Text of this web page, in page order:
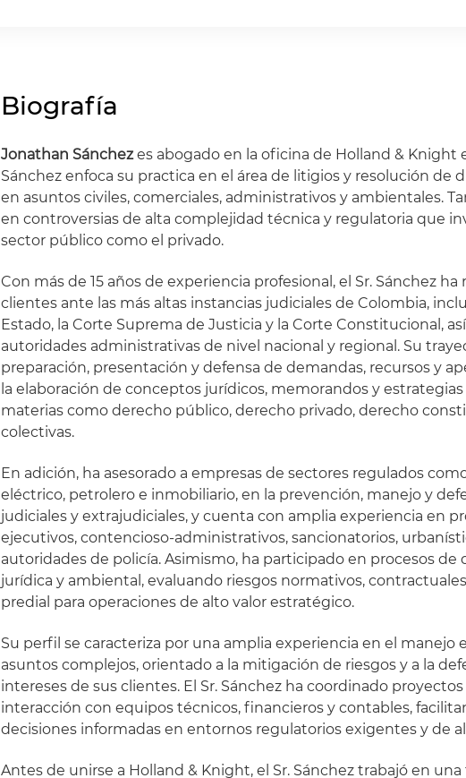
Biografía
Jonathan Sánchezes abogado en la oficina de Holland & Knight
Sánchez enfoca su practica en el área de litigios y resolución de
en asuntos civiles, comerciales, administrativos y ambientales.
en controversias de alta complejidad técnica y regulatoria que
sector público como el privado.
Con más de 15 años de experiencia profesional, el Sr. Sánchez
clientes ante las más altas instancias judiciales de Colombia,
Estado, la Corte Suprema de Justicia y la Corte Constitucional,
autoridades administrativas de nivel nacional y regional. Su
preparación, presentación y defensa de demandas, recursos y
la elaboración de conceptos jurídicos, memorandos y
materias como derecho público, derecho privado, derecho
colectivas.
En adición, ha asesorado a empresas de sectores regulados
eléctrico, petrolero e inmobiliario, en la prevención, manejo y
judiciales y extrajudiciales, y cuenta con amplia experiencia en
ejecutivos, contencioso-administrativos, sancionatorios,
autoridades de policía. Asimismo, ha participado en procesos de
jurídica y ambiental, evaluando riesgos normativos,
predial para operaciones de alto valor estratégico.
Su perfil se caracteriza por una amplia experiencia en el manejo
asuntos complejos, orientado a la mitigación de riesgos y a la
intereses de sus clientes. El Sr. Sánchez ha coordinado
interacción con equipos técnicos, financieros y contables,
decisiones informadas en entornos regulatorios exigentes y de
Antes de unirse a Holland & Knight, el Sr. Sánchez trabajó en